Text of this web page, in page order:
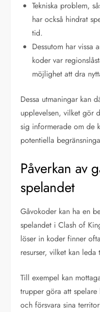
Tekniska problem,
har också hindrat
tid.
Dessutom har vissa
koder var
möjlighet att dra
Dessa utmaningar kan
upplevelsen, vilket gör
sig informerade om de
potentiella
Påverkan av
spelandet
Gåvokoder kan ha en
spelandet i Clash of
löser in koder finner
resurser, vilket kan
Till exempel kan
trupper göra att spelare
och försvara sina